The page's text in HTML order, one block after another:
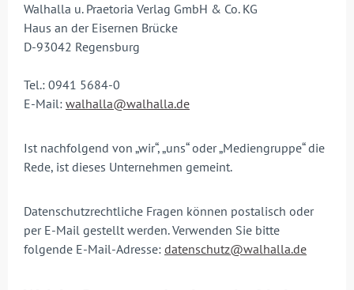
Walhalla u. Praetoria Verlag GmbH & Co. KG
Haus an der Eisernen Brücke
D-93042 Regensburg
Tel.: 0941 5684-0
E-Mail: walhalla@walhalla.de
Ist nachfolgend von „wir“, „uns“ oder „Mediengruppe“ die
Rede, ist dieses Unternehmen gemeint.
Datenschutzrechtliche Fragen können postalisch oder
per E-Mail gestellt werden. Verwenden Sie bitte
folgende E-Mail-Adresse: datenschutz@walhalla.de